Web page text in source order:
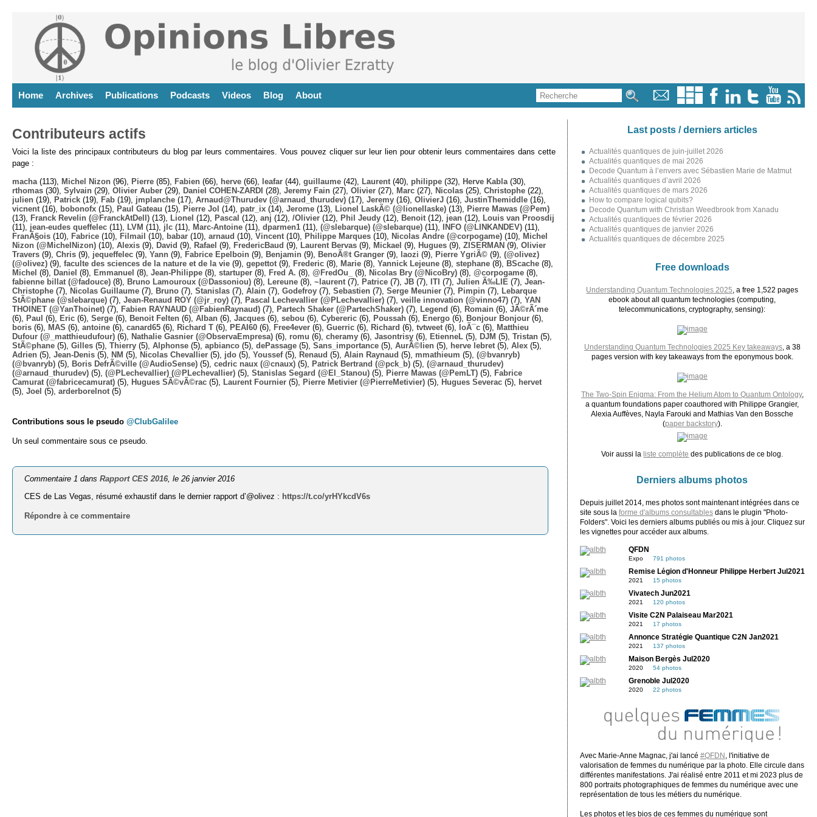
Home Archives Publications Podcasts Videos Blog About
Contributeurs actifs
Voici la liste des principaux contributeurs du blog par leurs commentaires. Vous pouvez cliquer sur leur lien pour obtenir leurs commentaires dans cette
page :
macha (113), Michel Nizon (96), Pierre (85), Fabien (66), herve (66), leafar (44), guillaume (42), Laurent (40), philippe (32), Herve Kabla (30),
rthomas (30), Sylvain (29), Olivier Auber (29), Daniel COHEN-ZARDI (28), Jeremy Fain (27), Olivier (27), Marc (27), Nicolas (25), Christophe (22),
julien (19), Patrick (19), Fab (19), jmplanche (17), Arnaud@Thurudev (@arnaud_thurudev) (17), Jeremy (16), OlivierJ (16), JustinThemiddle (16),
vicnent (16), bobonofx (15), Paul Gateau (15), Pierre Jol (14), patr_ix (14), Jerome (13), Lionel LaskÃ© (@lionellaske) (13),
Pierre Mawas (@Pem)
(13),
Franck Revelin (@FranckAtDell) (13), Lionel (12), Pascal (12), anj (12), /Olivier (12), Phil Jeudy (12), Benoit (12), jean (12),
Louis van Proosdij
(11), jean-eudes queffelec (11), LVM (11), jlc (11), Marc-Antoine (11), dparmen1 (11), (@slebarque) (@slebarque) (11), INFO (@LINKANDEV) (11),
FranÃ§ois (10), Fabrice (10), Filmail (10), babar (10), arnaud (10), Vincent (10), Philippe Marques (10), Nicolas Andre (@corpogame) (10),
Michel
Nizon (@MichelNizon) (10), Alexis (9), David (9), Rafael (9), FredericBaud (9), Laurent Bervas (9), Mickael (9), Hugues (9), ZISERMAN (9), Olivier
Travers (9), Chris (9), jequeffelec (9), Yann (9), Fabrice Epelboin (9), Benjamin (9), BenoÃ®t Granger (9), laozi (9), Pierre YgriÃ© (9), (@olivez)
(@olivez) (9), faculte des sciences de la nature et de la vie (9), gepettot (9), Frederic (8), Marie (8), Yannick Lejeune (8), stephane (8), BScache (8),
Michel (8), Daniel (8), Emmanuel (8), Jean-Philippe (8), startuper (8), Fred A. (8), @FredOu_ (8), Nicolas Bry (@NicoBry) (8), @corpogame (8),
fabienne billat (@fadouce) (8), Bruno Lamouroux (@Dassoniou) (8), Lereune (8), ~laurent (7), Patrice (7), JB (7), ITI (7), Julien Ã‰LIE (7), Jean-
Christophe (7), Nicolas Guillaume (7), Bruno (7), Stanislas (7), Alain (7), Godefroy (7), Sebastien (7), Serge Meunier (7), Pimpin (7),
Lebarque
StÃ©phane (@slebarque) (7), Jean-Renaud ROY (@jr_roy) (7), Pascal Lechevallier (@PLechevallier) (7), veille innovation (@vinno47) (7), YAN
THOINET (@YanThoinet) (7), Fabien RAYNAUD (@FabienRaynaud) (7), Partech Shaker (@PartechShaker) (7), Legend (6), Romain (6), JÃ©rÃ´me
(6),
Paul (6), Eric (6), Serge (6), Benoit Felten (6), Alban (6), Jacques (6), sebou (6), Cybereric (6), Poussah (6), Energo (6), Bonjour Bonjour (6),
boris (6), MAS (6), antoine (6), canard65 (6), Richard T (6), PEAI60 (6), Free4ever (6), Guerric (6), Richard (6), tvtweet (6), loÃ¯c (6),
Matthieu
Dufour (@_matthieudufour) (6), Nathalie Gasnier (@ObservaEmpresa) (6), romu (6), cheramy (6), Jasontrisy (6), EtienneL (5), DJM (5), Tristan (5),
StÃ©phane (5), Gilles (5), Thierry (5), Alphonse (5), apbianco (5), dePassage (5), Sans_importance (5), AurÃ©lien (5), herve lebret (5), Alex (5),
Adrien (5), Jean-Denis (5), NM (5), Nicolas Chevallier (5), jdo (5), Youssef(5), Renaud (5), Alain Raynaud (5), mmathieum (5), (@bvanryb)
(@bvanryb) (5), Boris DefrÃ©ville (@AudioSense) (5), cedric naux (@cnaux) (5), Patrick Bertrand (@pck_b) (5), (@arnaud_thurudev)
(@arnaud_thurudev) (5), (@PLechevallier) (@PLechevallier) (5), Stanislas Segard (@El_Stanou) (5), Pierre Mawas (@PemLT) (5),
Fabrice
Camurat (@fabricecamurat) (5), Hugues SÃ©vÃ©rac (5), Laurent Fournier (5), Pierre Metivier (@PierreMetivier) (5), Hugues Severac (5),
hervet
(5), Joel (5), arderborelnot (5)
Contributions sous le pseudo @ClubGalilee
Un seul commentaire sous ce pseudo.
Commentaire 1 dansRapport CES 2016 , le 26 janvier 2016
CES de Las Vegas, résumé exhaustif dans le dernier rapport d’@olivez : https://t.co/yrHYkcdV6s
Répondre à ce commentaire
Last posts / derniers articles
Actualités quantiques de juin-juillet 2026
Actualités quantiques de mai 2026
Decode Quantum à l’envers avec Sébastien Marie de Matmut
Actualités quantiques d’avril 2026
Actualités quantiques de mars 2026
How to compare logical qubits?
Decode Quantum with Christian Weedbrook from Xanadu
Actualités quantiques de février 2026
Actualités quantiques de janvier 2026
Actualités quantiques de décembre 2025
Free downloads
Understanding Quantum Technologies 2025 , a free 1,522 pages
ebook about all quantum technologies (computing,
telecommunications, cryptography, sensing):
Understanding Quantum Technologies 2025 Key takeaways, a 38
pages version with key takeaways from the eponymous book.
The Two-Spin Enigma: From the Helium Atom to Quantum Ontology,
a quantum foundations paper coauthored with Philippe Grangier,
Alexia Auffèves, Nayla Farouki and Mathias Van den Bossche
(paper backstory).
Voir aussi la liste complète des publications de ce blog.
Derniers albums photos
Depuis juillet 2014, mes photos sont maintenant intégrées dans ce
site sous la forme d'albums consultablesdans le plugin "Photo-
Folders". Voici les derniers albums publiés ou mis à jour. Cliquez sur
les vignettes pour accéder aux albums.
QFDN
Expo 791 photos
Remise Légion d'Honneur Philippe Herbert Jul2021
2021 15 photos
Vivatech Jun2021
2021 120 photos
Visite C2N Palaiseau Mar2021
2021 17 photos
Annonce Stratégie Quantique C2N Jan2021
2021 137 photos
Maison Bergès Jul2020
2020 54 photos
Grenoble Jul2020
2020 22 photos
Avec Marie-Anne Magnac, j'ai lancé #QFDN
, l'initiative de
valorisation de femmes du numérique par la photo. Elle circule dans
différentes manifestations. J'ai réalisé entre 2011 et mi 2023 plus de
800 portraits photographiques de femmes du numérique avec une
représentation de tous les métiers du numérique.
Les photos et les bios de ces femmes du numérique sont